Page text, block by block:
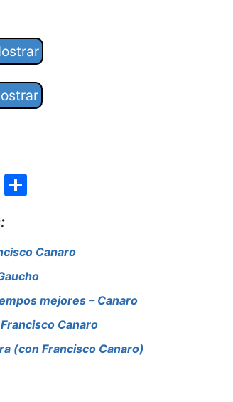
S
eCanaro
mejores – Canaro
Canaro
(con Francisco Canaro)